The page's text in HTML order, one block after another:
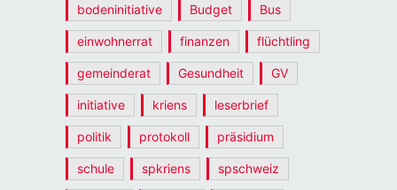
bodeninitiative Budget Bus
einwohnerrat finanzen flüchtling
gemeinderat Gesundheit GV
initiative kriens leserbrief
politik protokoll präsidium
schule spkriens spschweiz